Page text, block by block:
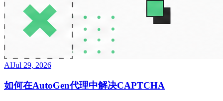
AIJul 29, 2026
如何在AutoGen代理中解决CAPTCHA